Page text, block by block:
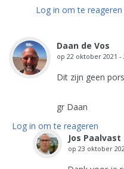
Log in om te reageren
Daan de Vos
op 22 oktober 2021 -
Dit zijn geen
gr Daan
Log in om te reageren
Jos Paalvast
op 23 oktober